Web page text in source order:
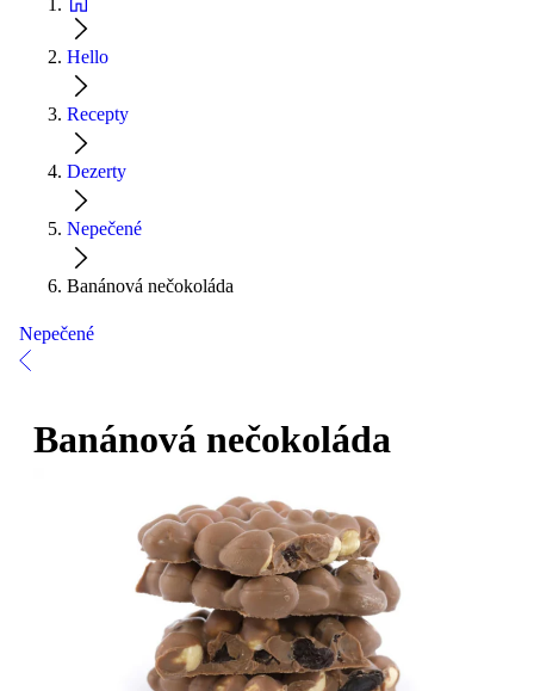
Hello
Recepty
Dezerty
Nepečené
Banánová nečokoláda
Nepečené
Banánová nečokoláda